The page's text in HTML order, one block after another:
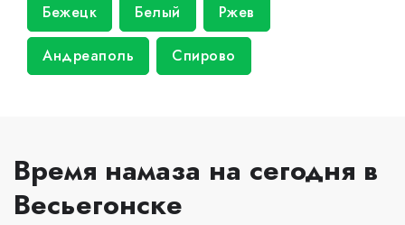
Бежецк Белый Ржев
Андреаполь Спирово
Время намаза на сегодня в
Весьегонске